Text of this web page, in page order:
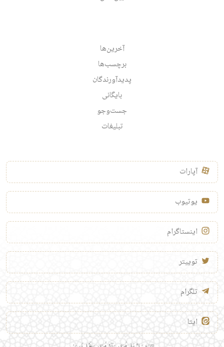
آخرین‌ها
برچسب‌ها
پدیدآورندگان
بایگانی
جست‌وجو
تبلیغات
آپارات
یوتیوب
اینستاگرام
توییتر
تلگرام
ایتا